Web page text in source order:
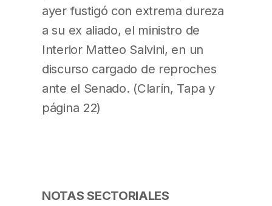
ayer fustigó con extrema dureza
a su ex aliado, el ministro de
Interior Matteo Salvini, en un
discurso cargado de reproches
ante el Senado. (Clarín, Tapa y
página 22)
NOTAS SECTORIALES